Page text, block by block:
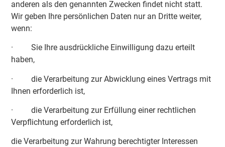
anderen als den genannten Zwecken findet nicht statt.
Wir geben Ihre persönlichen Daten nur an Dritte weiter,
wenn:
· Sie Ihre ausdrückliche Einwilligung dazu erteilt
haben,
· die Verarbeitung zur Abwicklung eines Vertrags mit
Ihnen erforderlich ist,
· die Verarbeitung zur Erfüllung einer rechtlichen
Verpflichtung erforderlich ist,
die Verarbeitung zur Wahrung berechtigter Interessen